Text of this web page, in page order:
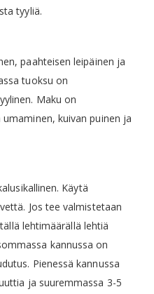
tyyliä.
paahteisen leipäinen ja
tuoksu on
Maku on
kuivan puinen ja
Käytä
Jos tee valmistetaan
lehtimäärällä lehtiä
kannussa on
Pienessä kannussa
ja suuremmassa 3-5